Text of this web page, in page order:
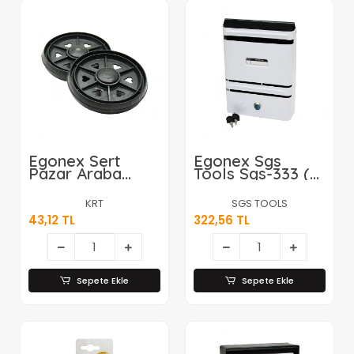
Egonex Sert
Pazar Araba
Tekeri Kalpli*100
KRT
43,12 TL
Sepete Ekle
Egonex Sgs
Tools Sgs-333 (
Metal ) Beyaz
Posta Kutusu (
Krom Mandallı
Kilit & 2 Anahtar
SGS TOOLS
322,56 TL
Sepete Ekle